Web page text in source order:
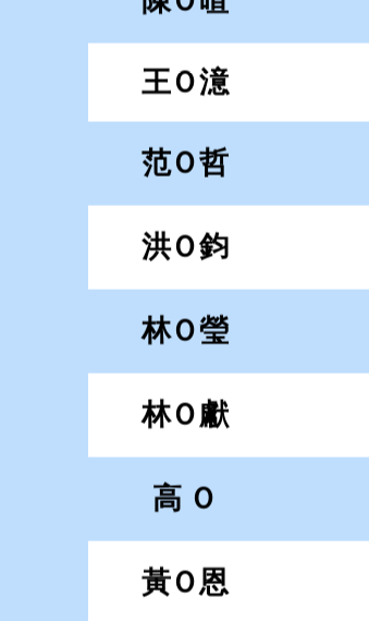
林Ｏ瑩
林Ｏ獻
高 Ｏ
黃Ｏ恩
呂Ｏ榮
陳Ｏ樺
陳Ｏ靜